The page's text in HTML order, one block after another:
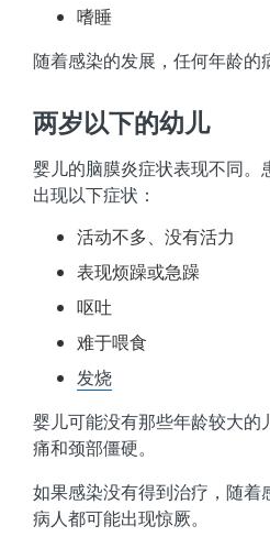
嗜睡
随着感染的发展，任何年龄的
两岁以下的幼儿
婴儿的脑膜炎症状表现不同。
出现以下症状：
活动不多、没有活力
表现烦躁或急躁
呕吐
难于喂食
发烧
婴儿可能没有那些年龄较大的
痛和颈部僵硬。
如果感染没有得到治疗，随着
病人都可能出现惊厥。